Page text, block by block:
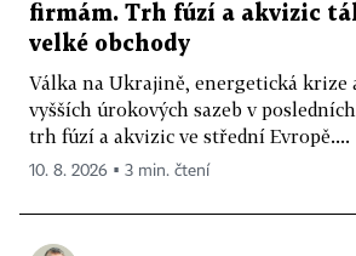
firmám. Trh fúzí a akvizic
velké obchody
Válka na Ukrajině, energetická krize
vyšších úrokových sazeb v
trh fúzí a akvizic ve střední Evropě....
10. 8. 2026 ▪ 3 min. čtení